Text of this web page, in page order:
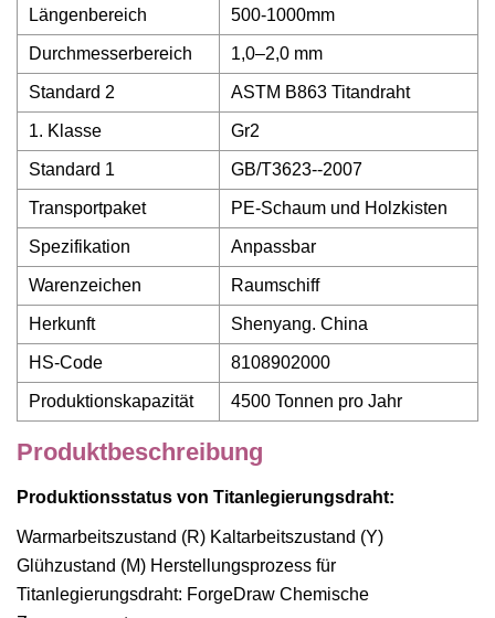
Längenbereich 500-1000mm
Durchmesserbereich 1,0–2,0 mm
Standard 2 ASTM B863 Titandraht
1. Klasse Gr2
Standard 1 GB/T3623--2007
Transportpaket PE-Schaum und Holzkisten
Spezifikation Anpassbar
Warenzeichen Raumschiff
Herkunft Shenyang. China
HS-Code 8108902000
Produktionskapazität 4500 Tonnen pro Jahr
Produktbeschreibung
Produktionsstatus von Titanlegierungsdraht:
Warmarbeitszustand (R) Kaltarbeitszustand (Y)
Glühzustand (M) Herstellungsprozess für
Titanlegierungsdraht: ForgeDraw Chemische